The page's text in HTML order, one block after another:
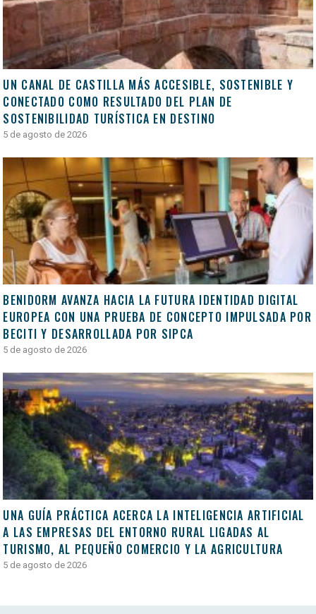
UN CANAL DE CASTILLA MÁS ACCESIBLE, SOSTENIBLE Y
CONECTADO COMO RESULTADO DEL PLAN DE
SOSTENIBILIDAD TURÍSTICA EN DESTINO
5 de agosto de 2026
BENIDORM AVANZA HACIA LA FUTURA IDENTIDAD DIGITAL
EUROPEA CON UNA PRUEBA DE CONCEPTO IMPULSADA POR
BECITI Y DESARROLLADA POR SIPCA
5 de agosto de 2026
UNA GUÍA PRÁCTICA ACERCA LA INTELIGENCIA ARTIFICIAL
A LAS EMPRESAS DEL ENTORNO RURAL LIGADAS AL
TURISMO, AL PEQUEÑO COMERCIO Y LA AGRICULTURA
5 de agosto de 2026